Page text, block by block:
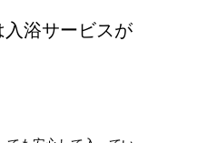
入浴サービスが